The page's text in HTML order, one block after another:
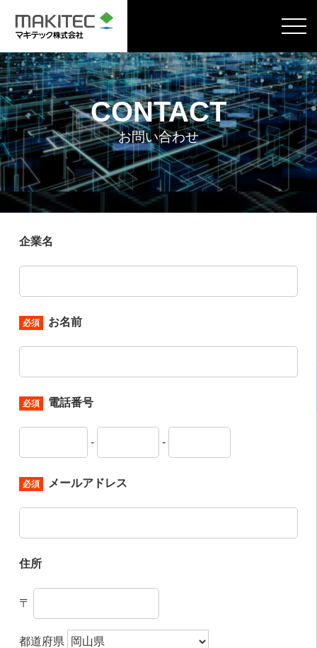
CONTACT
お問い合わせ
企業名
必須 お名前
必須 電話番号
- -
必須 メールアドレス
住所
〒
都道府県